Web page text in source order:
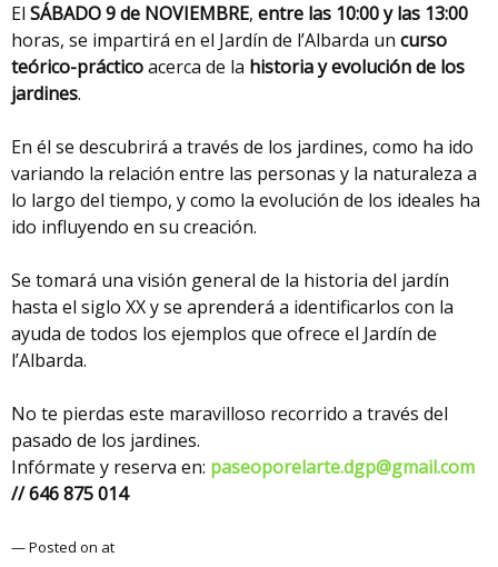
El SÁBADO 9 de NOVIEMBRE, entre las 10:00 y las 13:00
horas, se impartirá en el Jardín de l’Albarda un curso
teórico-prácticoacerca de la historia y evolución de los
jardines.
En él se descubrirá a través de los jardines, como ha ido
variando la relación entre las personas y la naturaleza a
lo largo del tiempo, y como la evolución de los ideales ha
ido influyendo en su creación.
Se tomará una visión general de la historia del jardín
hasta el siglo XX y se aprenderá a identificarlos con la
ayuda de todos los ejemplos que ofrece el Jardín de
l’Albarda.
No te pierdas este maravilloso recorrido a través del
pasado de los jardines.
Infórmate y reserva en: paseoporelarte.dgp@gmail.com
// 646 875 014
— Posted on at